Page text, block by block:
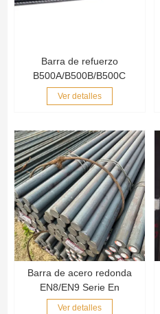
Barra de refuerzo
B500A/B500B/B500C
Ver detalles
Barra de acero redonda
EN8/EN9 Serie En
Ver detalles